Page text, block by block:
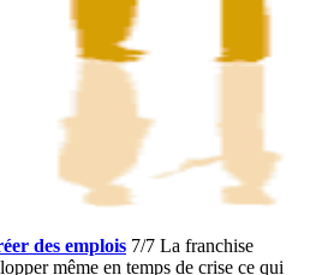
des emplois 7/7 La franchise
même en temps de crise ce qui